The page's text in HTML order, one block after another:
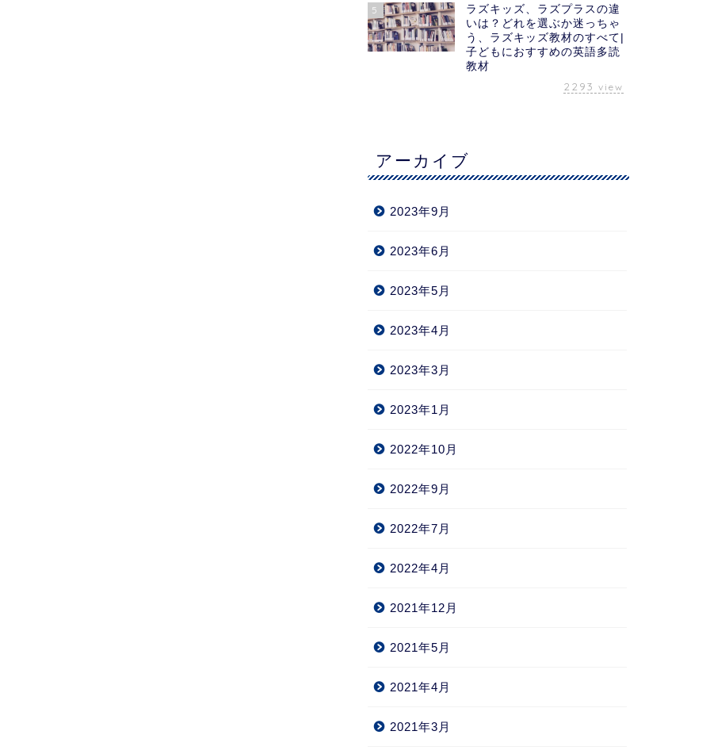
5
ラズキッズ、ラズプラスの違
いは？どれを選ぶか迷っちゃ
う、ラズキッズ教材のすべて|
子どもにおすすめの英語多読
教材
2293 view
アーカイブ
2023年9月
2023年6月
2023年5月
2023年4月
2023年3月
2023年1月
2022年10月
2022年9月
2022年7月
2022年4月
2021年12月
2021年5月
2021年4月
2021年3月